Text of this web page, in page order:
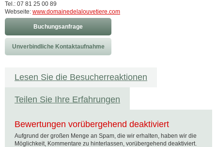
Tel.: 07 81 25 00 89
Webseite: www.domainedelalouvetiere.com
Buchungsanfrage
Unverbindliche Kontaktaufnahme
Lesen Sie die Besucherreaktionen
Teilen Sie Ihre Erfahrungen
Bewertungen vorübergehend deaktiviert
Aufgrund der großen Menge an Spam, die wir erhalten, haben wir die
Möglichkeit, Kommentare zu hinterlassen, vorübergehend deaktiviert.